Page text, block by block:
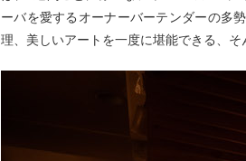
ーバを愛するオーナーバーテンダーの多
理、美しいアートを一度に堪能できる、